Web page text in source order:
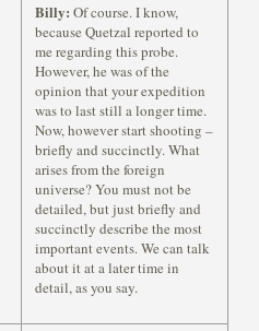
Billy: Of course. I know,
because Quetzal reported to
me regarding this probe.
However, he was of the
opinion that your expedition
was to last still a longer time.
Now, however start shooting –
briefly and succinctly. What
arises from the foreign
universe? You must not be
detailed, but just briefly and
succinctly describe the most
important events. We can talk
about it at a later time in
detail, as you say.